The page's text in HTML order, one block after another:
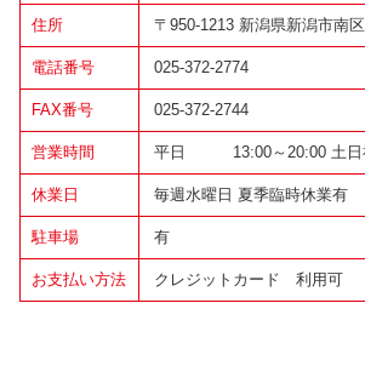
住所 〒950-1213 新潟県新潟市南
電話番号 025-372-2774
FAX番号 025-372-2744
営業時間 平日 13:00～20:00 土日
休業日 毎週水曜日 夏季臨時休業有
駐車場 有
お支払い方法 クレジットカード 利用可